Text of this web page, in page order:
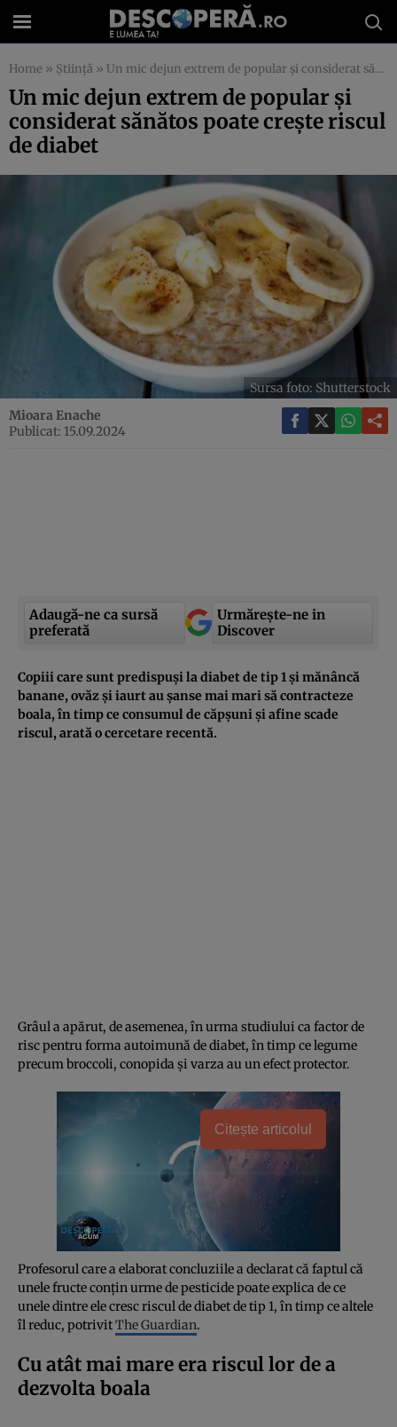
Home » Știință » Un mic dejun extrem de popular și considerat sănătos poate crește riscul de diabet
Un mic dejun extrem de popular și
considerat sănătos poate crește riscul
de diabet
Sursa foto: Shutterstock
Mioara Enache
Publicat: 15.09.2024
Adaugă-ne ca sursă
preferată
Urmărește-ne in
Discover
Copiii care sunt predispuși la diabet de tip 1 și mănâncă
banane, ovăz și iaurt au șanse mai mari să contracteze
boala, în timp ce consumul de căpșuni și afine scade
riscul, arată o cercetare recentă.
Grâul a apărut, de asemenea, în urma studiului ca factor de
risc pentru forma autoimună de diabet, în timp ce legume
precum broccoli, conopida și varza au un efect protector.
Citește articolul
Profesorul care a elaborat concluziile a declarat că faptul că
unele fructe conțin urme de pesticide poate explica de ce
unele dintre ele cresc riscul de diabet de tip 1, în timp ce altele
îl reduc, potrivitThe Guardian.
Cu atât mai mare era riscul lor de a
dezvolta boala